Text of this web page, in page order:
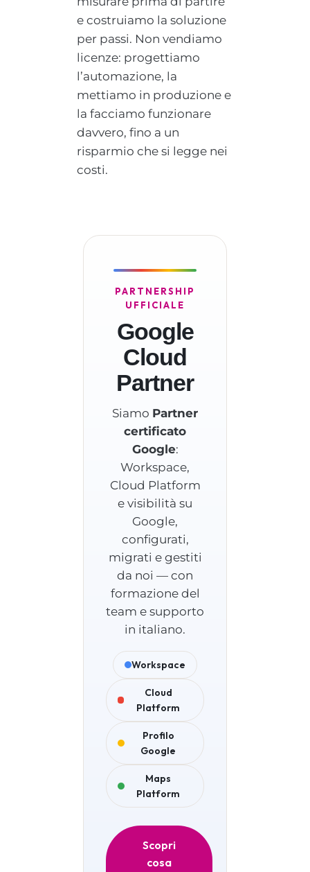
e costruiamo la soluzione
per passi. Non vendiamo
licenze: progettiamo
l’automazione, la
mettiamo in produzione e
la facciamo funzionare
davvero, fino a un
risparmio che si legge nei
costi.
PARTNERSHIP
UFFICIALE
Google
Cloud
Partner
Siamo Partner
certificato
Google:
Workspace,
Cloud Platform
e visibilità su
Google,
configurati,
migrati e gestiti
da noi — con
formazione del
team e supporto
in italiano.
Workspace
Cloud
Platform
Profilo
Google
Maps
Platform
Scopri
cosa